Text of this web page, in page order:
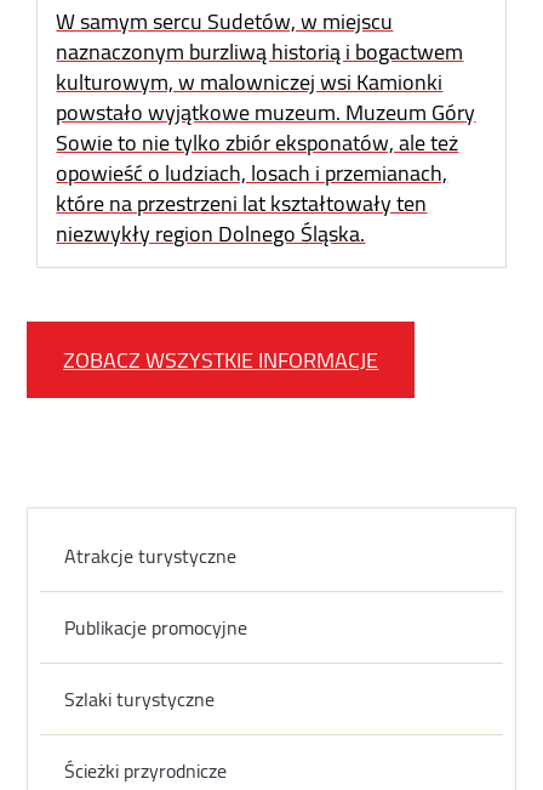
W samym sercu Sudetów, w miejscu
naznaczonym burzliwą historią i bogactwem
kulturowym, w malowniczej wsi Kamionki
powstało wyjątkowe muzeum. Muzeum Góry
Sowie to nie tylko zbiór eksponatów, ale też
opowieść o ludziach, losach i przemianach,
które na przestrzeni lat kształtowały ten
niezwykły region Dolnego Śląska.
ZOBACZ WSZYSTKIE INFORMACJE
Atrakcje turystyczne
Publikacje promocyjne
Szlaki turystyczne
Ścieżki przyrodnicze